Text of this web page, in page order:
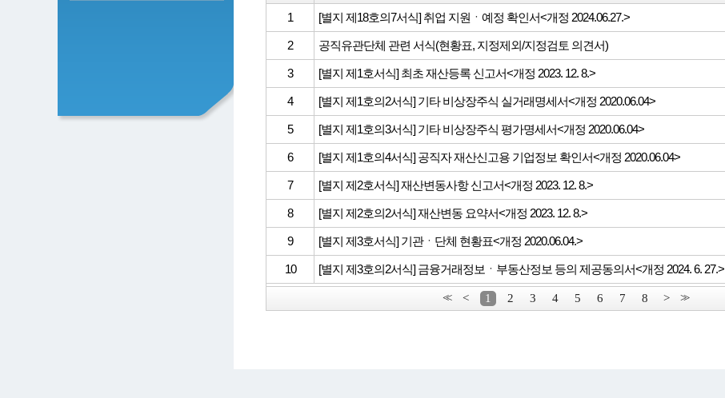
1 [별지 제18호의7서식] 취업 지원ㆍ예정 확인서<개정 2024.06.27.>
2 공직유관단체 관련 서식(현황표, 지정제외/지정검토 의견서)
3 [별지 제1호서식] 최초 재산등록 신고서<개정 2023. 12. 8.>
4 [별지 제1호의2서식] 기타 비상장주식 실거래명세서<개정 2020.06.04>
5 [별지 제1호의3서식] 기타 비상장주식 평가명세서<개정 2020.06.04>
6 [별지 제1호의4서식] 공직자 재산신고용 기업정보 확인서<개정 2020.06.04>
7 [별지 제2호서식] 재산변동사항 신고서<개정 2023. 12. 8.>
8 [별지 제2호의2서식] 재산변동 요약서<개정 2023. 12. 8.>
9 [별지 제3호서식] 기관ㆍ단체 현황표<개정 2020.06.04.>
10 [별지 제3호의2서식] 금융거래정보ㆍ부동산정보 등의 제공동의서<개정 2024. 6. 27.>
<< < 1 2 3 4 5 6 7 8 > >>